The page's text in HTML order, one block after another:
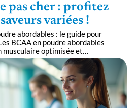
pas cher : profitez
variées !
abordables : le guide pour
BCAA en poudre abordables
optimisée et…